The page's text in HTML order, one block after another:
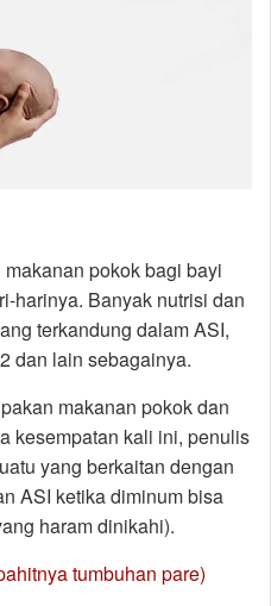
pokok bagi bayi
harinya. Banyak nutrisi dan
terkandung dalam ASI,
dan lain sebagainya.
makanan pokok dan
kesempatan kali ini, penulis
yang berkaitan dengan
ASI ketika diminum bisa
haram dinikahi).
tumbuhan pare)